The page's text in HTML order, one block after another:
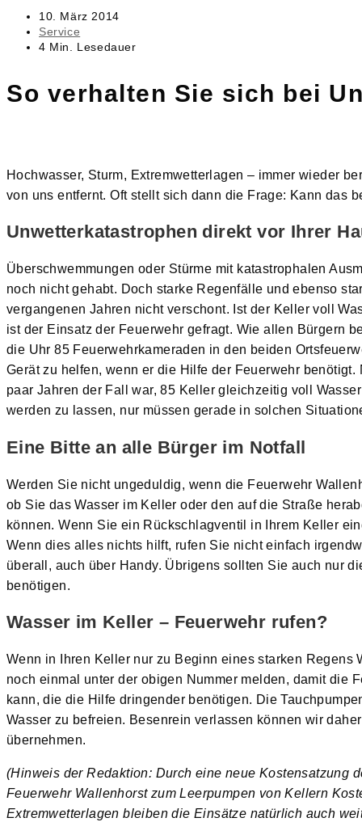
Beitrag
veröffentlicht:
10. März 2014
Beitrags-
Kategorie:
Service
Lesedauer:
4 Min. Lesedauer
So verhalten Sie sich bei
Hochwasser, Sturm, Extremwetterlagen – immer wieder
von uns entfernt. Oft stellt sich dann die Frage: Kann das
Unwetterkatastrophen direkt vor Ihrer
Überschwemmungen oder Stürme mit katastrophalen
noch nicht gehabt. Doch starke Regenfälle und ebenso
vergangenen Jahren nicht verschont. Ist der Keller voll
ist der Einsatz der Feuerwehr gefragt. Wie allen Bürgern
die Uhr 85 Feuerwehrkameraden in den beiden
Gerät zu helfen, wenn er die Hilfe der Feuerwehr
paar Jahren der Fall war, 85 Keller gleichzeitig voll
werden zu lassen, nur müssen gerade in solchen
Eine Bitte an alle Bürger im Notfall
Werden Sie nicht ungeduldig, wenn die Feuerwehr
ob Sie das Wasser im Keller oder den auf die Straße
können. Wenn Sie ein Rückschlagventil in Ihrem Keller
Wenn dies alles nichts hilft, rufen Sie nicht einfach
überall, auch über Handy. Übrigens sollten Sie auch nur
benötigen.
Wasser im Keller – Feuerwehr rufen?
Wenn in Ihren Keller nur zu Beginn eines starken
noch einmal unter der obigen Nummer melden, damit die
kann, die die Hilfe dringender benötigen. Die
Wasser zu befreien. Besenrein verlassen können wir
übernehmen.
(Hinweis der Redaktion: Durch eine neue Kostensatzung
Feuerwehr Wallenhorst zum Leerpumpen von Kellern
Extremwetterlagen bleiben die Einsätze natürlich auch